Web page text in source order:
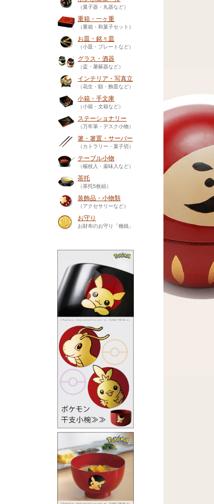
（菓子器・丸器など）
重箱・一ヶ重
（重箱・和菓子セット）
お皿・銘々皿
（小皿・プレートなど）
グラス・酒器
（盃・屠蘇器など）
インテリア・写真立
（花生・額・飾皿など）
小箱・手文庫
（小箱・文箱など）
ステーショナリー
（万年筆・デスク小物）
箸・箸置・サーバー
（カトラリー・菓子切）
テーブル小物
（楊枝入・薬味入など）
茶托
（茶托5枚組）
装飾品・小物類
（アクセサリーなど）
お守り
お財布のお守り「種銭」